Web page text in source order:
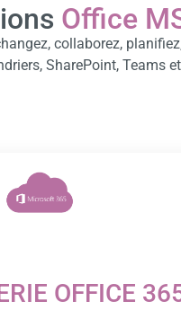
Office
collaborez,
SharePoint,
OFFICE